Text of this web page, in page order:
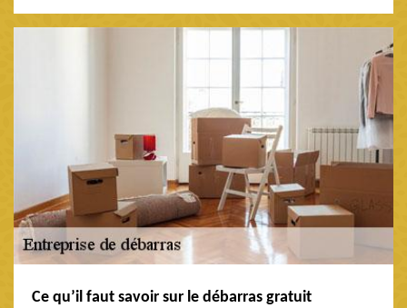
Ce qu’il faut savoir sur le débarras gratuit